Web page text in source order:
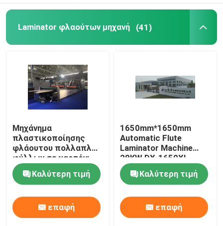
Μηχάνημα πλαστικοποίησης φιλμ μαχαιριών
Laminator χαρτονιού
Laminator φλαούτων μηχανή (41)
Μηχάνημα
πλαστικοποίησης
φλάουτου πολλαπλών
φύλλων σε χαρτόνι
DX-1450
Καλύτερη τιμή
επαφή
1650mm*1650mm
Automatic Flute
Laminator Machine
28KW DX-1650XL
Καλύτερη τιμή
επαφή